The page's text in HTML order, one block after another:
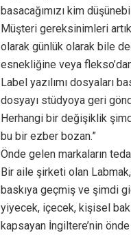
basacağımızı kim
Müşteri gereksinimleri
olarak günlük olarak bile
esnekliğine veya
Label yazılımı dosyaları
dosyayı stüdyoya geri
Herhangi bir değişiklik
bu bir ezber bozan.”
Önde gelen markaların
Bir aile şirketi olan
baskıya geçmiş ve şimdi
yiyecek, içecek, kişisel
kapsayan İngiltere’nin